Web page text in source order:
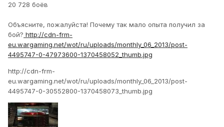
20 728 боёв
Объясните, пожалуйста! Почему так мало опыта получил за
бой? http://cdn-frm-
eu.wargaming.net/wot/ru/uploads/monthly_06_2013/post-
4495747-0-47973600-1370458052_thumb.jpg
http://cdn-frm-
eu.wargaming.net/wot/ru/uploads/monthly_06_2013/post-
4495747-0-30552800-1370458073_thumb.jpg